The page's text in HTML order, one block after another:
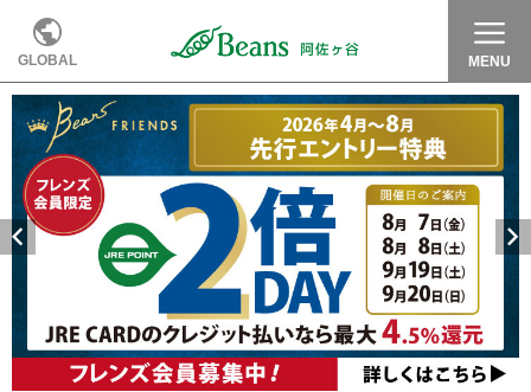
GLOBAL MENU